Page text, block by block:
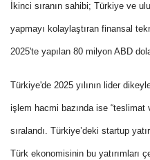
İkinci sıranın sahibi; Türkiye ve
yapmayı kolaylaştıran finansal
2025'te yapılan 80 milyon ABD
Türkiye'de 2025 yılının lider
işlem hacmi bazında ise “teslimat
sıralandı. Türkiye’deki startup
Türk ekonomisinin bu yatırımları